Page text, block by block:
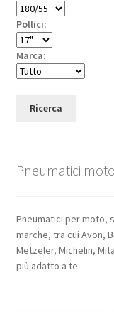
Pollici:
Marca:
Ricerca
Pneumatici
Pneumatici per moto,
marche, tra cui Avon,
Metzeler, Michelin,
più adatto a te.